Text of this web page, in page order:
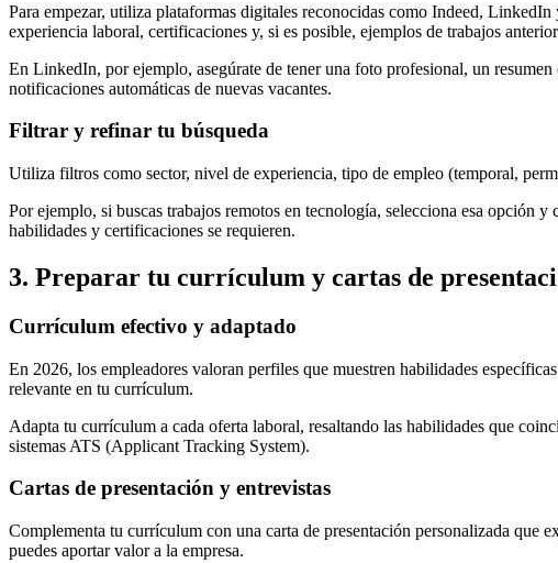
Para empezar, utiliza plataformas digitales reconocidas como Indeed,
experiencia laboral, certificaciones y, si es posible, ejemplos de trabajos
En LinkedIn, por ejemplo, asegúrate de tener una foto profesional, un
notificaciones automáticas de nuevas vacantes.
Filtrar y refinar tu búsqueda
Utiliza filtros como sector, nivel de experiencia, tipo de empleo (temporal,
Por ejemplo, si buscas trabajos remotos en tecnología, selecciona esa opción
habilidades y certificaciones se requieren.
3. Preparar tu currículum y cartas de
Currículum efectivo y adaptado
En 2026, los empleadores valoran perfiles que muestren habilidades
relevante en tu currículum.
Adapta tu currículum a cada oferta laboral, resaltando las habilidades que
sistemas ATS (Applicant Tracking System).
Cartas de presentación y entrevistas
Complementa tu currículum con una carta de presentación personalizada que
puedes aportar valor a la empresa.